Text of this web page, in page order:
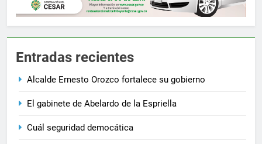
Entradas recientes
Alcalde Ernesto Orozco fortalece su gobierno
El gabinete de Abelardo de la Espriella
Cuál seguridad democática